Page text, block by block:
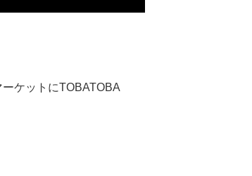
ケットにTOBATOBA